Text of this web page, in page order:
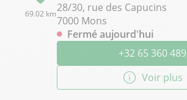
69.02 km28/30, rue des Capucins
7000 Mons
Fermé aujourd'hui
+32 65 360 489
Voir plus